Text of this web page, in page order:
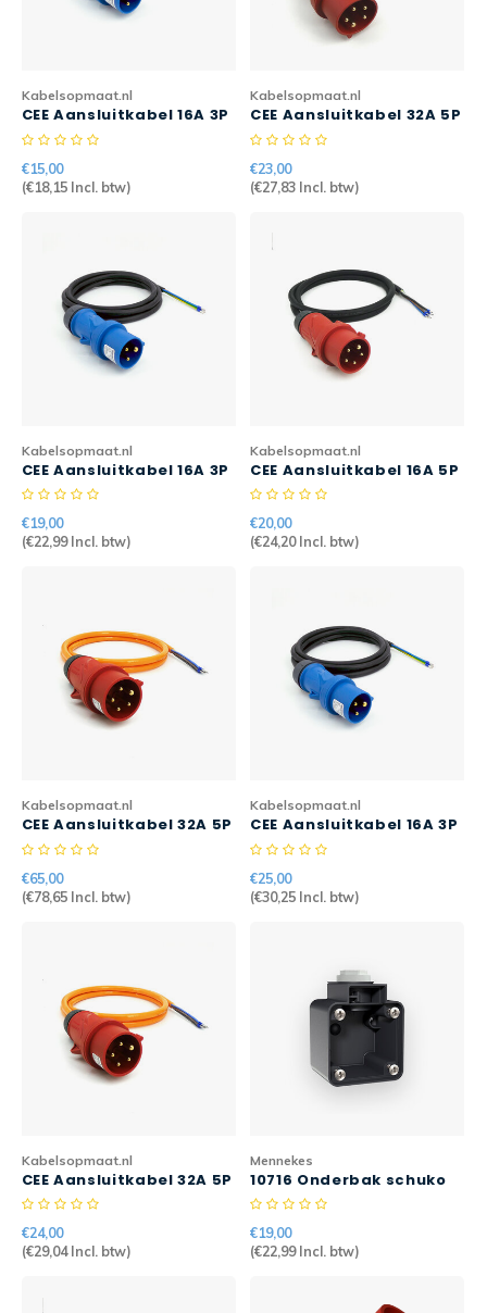
CEE Aansluitkabels 63A 400V
CEE Verlengkabels 16A 400V
CEE Verlengkabels 32A 400V
Kabelsopmaat.nl
CEE Aansluitkabel 16A 3P
1mtr 3G2,5mm2 H07RN-F
€15,00
(€18,15Incl. btw)
Kabelsopmaat.nl
CEE Aansluitkabel 32A 5P
2mtr 5G2,5mm2 H07RN-F
€23,00
(€27,83 Incl. btw)
Kabelsopmaat.nl
CEE Aansluitkabel 16A 3P
2mtr 3G2,5mm2 H07RN-F
€19,00
(€22,99Incl. btw)
Kabelsopmaat.nl
CEE Aansluitkabel 16A 5P
2mtr 5G2,5mm2 H07RN-F
€20,00
(€24,20Incl. btw)
Kabelsopmaat.nl
CEE Aansluitkabel 32A 5P
10mtr 5G2,5mm2 H07BQ-
€65,00
(€78,65Incl. btw)
Kabelsopmaat.nl
CEE Aansluitkabel 16A 3P
3mtr 3G2,5mm2 H07RN-F
€25,00
(€30,25 Incl. btw)
Kabelsopmaat.nl
CEE Aansluitkabel 32A 5P
2mtr 5G2,5mm2 H07BQ-F
€24,00
(€29,04Incl. btw)
Mennekes
10716 Onderbak schuko
contactdoos zwart
€19,00
(€22,99Incl. btw)